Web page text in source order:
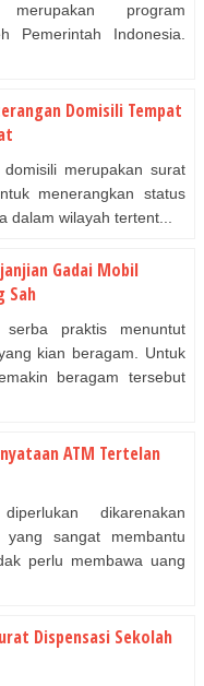
program
Pemerintah Indonesia.
Domisili Tempat
merupakan surat
menerangkan status
wilayah tertent...
Gadai Mobil
Sah
serba praktis menuntut
kian beragam. Untuk
beragam tersebut
ATM Tertelan
dikarenakan
yang sangat membantu
perlu membawa uang
Dispensasi Sekolah